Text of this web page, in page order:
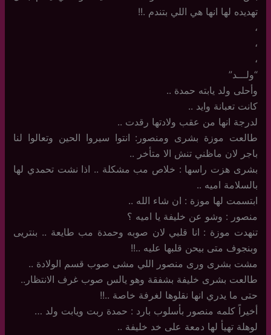
تهديده لها انها هي اللي بتندم .!!
،
،
،
“ولـــد”
وأحلى ولد يابته حمدة ..
كانت تعبانة وايد ..
لدرجة انها من عقب ولادتها رقدت ..
طالعت موزة بشرى ومنصور: انتوا سيروا الحين وتعالوا لنا
باجر لان ماظني تنش الا متأخر ..
بشرى هزت راسها : خلاص مب مشكلة .. اذا نشت تحمدي لها
بالسلامة اميه ..
ابتسمت لها موزة : ان شاء الله ..
منصور : وشو عن خليفة يا اميه ؟
تنهدت موزة : انا قلبي لان صوبه وحمدة مب طايعة .. بنتريى
وبنجوف متى بيحن قلبها عليه ..!!
مشت بشرى ورى منصور اللي مشى صوب قسم الولادة ..
طالعت بشرى خليفة بشفقة وهو يالس صوب غرف الانتظار..
حتى ما يدري انها نقلوها لغرفة خاصة ..!!
أخيراً كلمه منصور بأسلوب بارد : حمدة ربت ويابت ولد …
لوهلة تهيأ لها دمعة على خد خليفة ..